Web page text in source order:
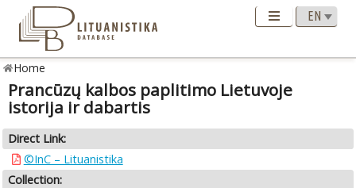
Home
Prancūzų kalbos paplitimo Lietuvoje
istorija ir dabartis
Direct Link:
©InC – Lituanistika
Collection: